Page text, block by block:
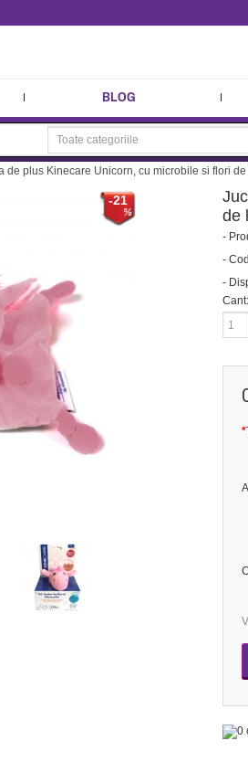
BLOG
de plus Kinecare Unicorn, cu microbile si flori
-21
de
-
-
-
Cant:
*